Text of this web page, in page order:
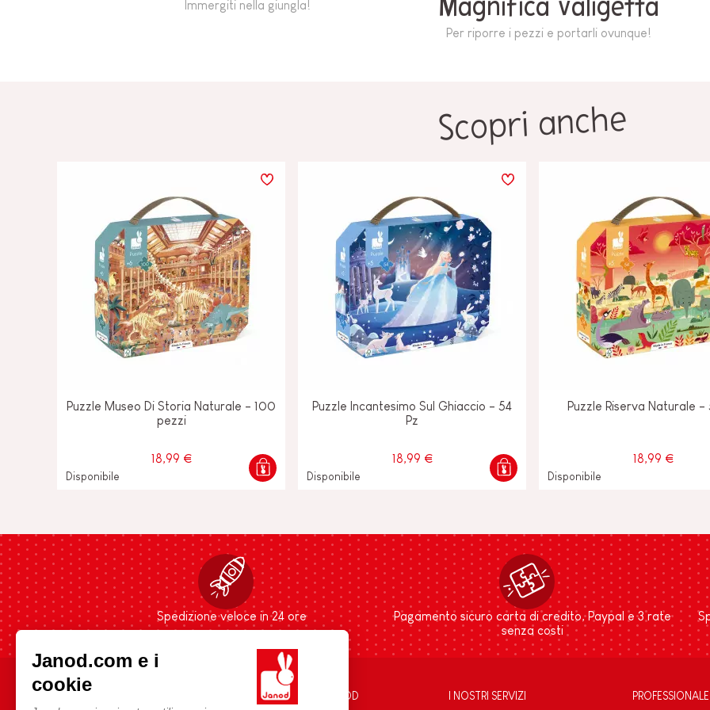
Janod.com e i
cookie
Immergiti nella giungla! Magnifica valigetta
Per riporre i pezzi e portarli ovunque!
Scopri anche
Puzzle Museo Di Storia Naturale - 100
pezzi
18,99 €
Disponibile
Puzzle Incantesimo Sul Ghiaccio - 54
Pz
18,99 €
Disponibile
Puzzle Riserva Naturale -
18,99 €
Disponibile
Spedizione veloce in 24 ore
Pagamento sicuro carta di credito, Paypal e 3 rate
senza costi
L'UNIVERSO JANOD I NOSTRI SERVIZI PROFESSIONALE